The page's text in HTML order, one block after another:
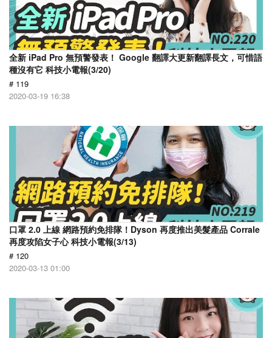
全新 iPad Pro 無預警發表！ Google 翻譯大更新翻譯長文，可惜語
種沒有它 科技小電報(3/20)
# 119
2020-03-19 16:38
口罩 2.0 上線 網路預約免排隊！Dyson 再度推出美髮產品 Corrale
再度攻陷女子心 科技小電報(3/13)
# 120
2020-03-13 01:00